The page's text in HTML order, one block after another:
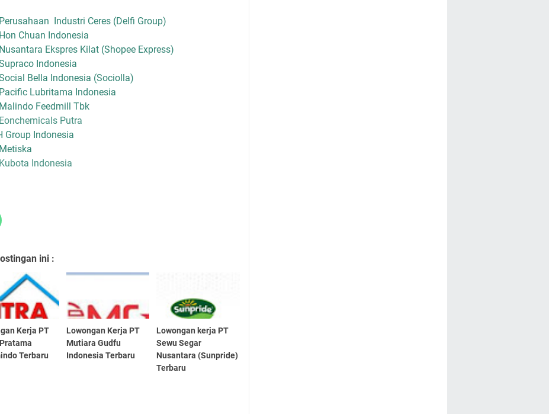
Industri Ceres (Delfi Group)
Chuan Indonesia
Ekspres Kilat (Shopee Express)
Indonesia
Bella Indonesia (Sociolla)
Lubritama Indonesia
Feedmill Tbk
Putra
Group Indonesia
Indonesia
ini :
Kerja PT
Terbaru
Lowongan Kerja PT
Mutiara Gudfu
Indonesia Terbaru
Lowongan kerja PT
Sewu Segar
Nusantara (Sunpride)
Terbaru